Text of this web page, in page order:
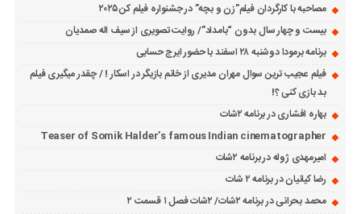
مصاحبه با کارگردان فیلم”زن و بچه” در جشنواره فیلم کن ۲۰۲۵
بیست و چهار سال بدون “بامداد”/ روایت تصویری از سیف اله صمدیان
برنامه برمودا دوشنبه ۲۸ اسفند با حضور ایرج حسابی
فیلم عجیب ترین سوال مهران مدیری از خانم بازیگر در اسکار ! / چقدر میگیری فیلم
بد بازی کنی ؟!
بهاره افشاری در برنامه ۲شات
Teaser of Somik Halder’s famous Indian cinematographer
امیرمهدی ژوله در برنامه ۲شات
رضا کیانیان در برنامه ۲ شات
محمد بحرانی در برنامه ۲شات/ ۲شات فصل ۱ قسمت ۲